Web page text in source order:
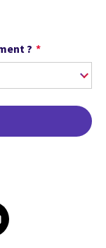
?
on Print